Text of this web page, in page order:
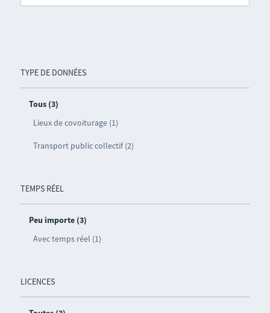
TYPE DE DONNÉES
Tous (3)
Lieux de covoiturage (1)
Transport public collectif (2)
TEMPS RÉEL
Peu importe (3)
Avec temps réel (1)
LICENCES